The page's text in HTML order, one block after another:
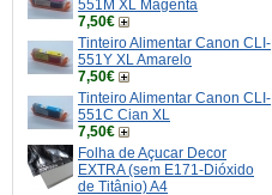
551M XL Magenta
7,50€
Tinteiro Alimentar Canon CLI-
551Y XL Amarelo
7,50€
Tinteiro Alimentar Canon CLI-
551C Cian XL
7,50€
Folha de Açucar Decor
EXTRA (sem E171-Dióxido
de Titânio) A4